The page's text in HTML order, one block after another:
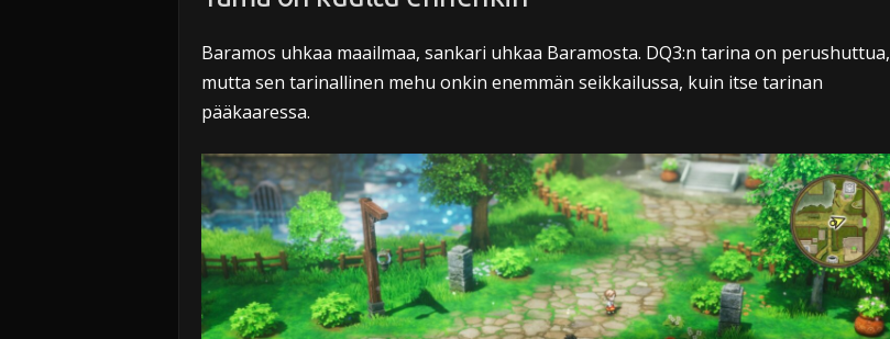
Baramos uhkaa maailmaa, sankari uhkaa Baramosta. DQ3:n tarina on perushuttua,
mutta sen tarinallinen mehu onkin enemmän seikkailussa, kuin itse tarinan
pääkaaressa.